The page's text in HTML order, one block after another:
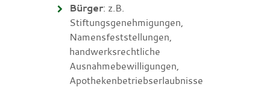
Bürger: z.B.
Stiftungsgenehmigungen,
Namensfeststellungen,
handwerksrechtliche
Ausnahmebewilligungen,
Apothekenbetriebserlaubnisse